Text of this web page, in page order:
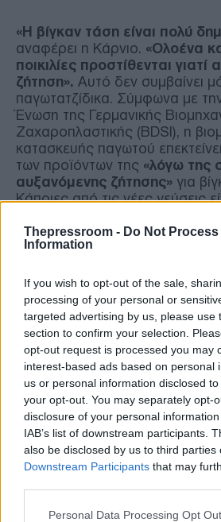
Thepressroom - Do Not Process
Information
If you wish to opt-out of the sale,
processing of your personal or
targeted advertising by us, please use
section to confirm your selection.
opt-out request is processed you may
interest-based ads based on personal
us or personal information disclosed
your opt-out. You may separately opt-
disclosure of your personal
IAB’s list of downstream participants.
also be disclosed by us to third parties
Downstream Participants that may
Please note that this website/app uses
Personal Data Processing Opt
«Η βίγκαν τάση είναι πολύ
αναφέρει η Κάρνιο. «Ολοένα
ποικιλίες προστίθενται γιατί
ζήτηση». Αυτό δεν συμβαίνει
παγωτατζίδικα. Σύμφωνα με
Ένωση της Γερμανικής
Ζαχαροπλαστικής (BDSI), η
κατασκευής παγωτού
των προϊόντων της «λόγω της
αυξανόμενης ζήτησης» για
Κάποιες από τις νέες γεύσεις
παράδειγμα το φιστίκι-
με θαλασσινό αλάτι. Εκτός από
αμύγδαλο και τη βρώμη, η
«Ιδιαίτερα το παγωτό σορμπέ
αγαπητό»,παρατηρεί ο Λόυκα
μαζί με τον πατέρα του
θέση στον διεθνή διαγωνισμό
με ένα σορμπέ παγωτό από
καραμελωμένα καρύδια. Ο
επίσης μείγματα από
και πικραλίδα, τα οποία
γύρω περιοχή και για αυτό το
γεύσεις παγωτού είναι
μικρό χρονικό διάστημα. Όταν
είναι δροσερό, το παγωτό με